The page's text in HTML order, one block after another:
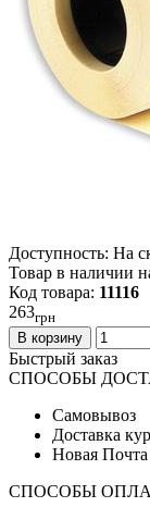
Доступность: На
Товар в наличии
Код товара: 11116
263грн
В корзину
Быстрый заказ
СПОСОБЫ
Самовывоз
Доставка
Новая Почта
СПОСОБЫ